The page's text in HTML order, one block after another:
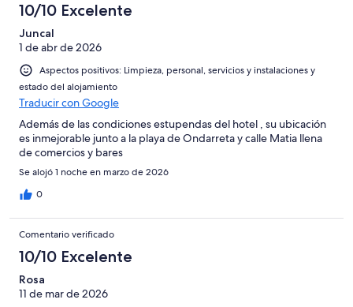
10/10 Excelente
Juncal
1 de abr de 2026
Aspectos positivos: Limpieza, personal, servicios y instalaciones y
estado del alojamiento
Traducir con Google
Además de las condiciones estupendas del hotel , su ubicación
es inmejorable junto a la playa de Ondarreta y calle Matia llena
de comercios y bares
Se alojó 1 noche en marzo de 2026
0
Comentario verificado
10/10 Excelente
Rosa
11 de mar de 2026